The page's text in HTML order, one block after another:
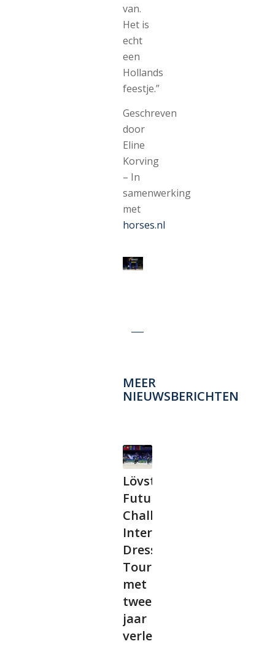
van.
Het is
echt
een
Hollands
feestje.”
Geschreven
door
Eline
Korving
– In
samenwerking
met
horses.nl
MEER
NIEUWSBERICHTEN
Lövsta
Future
Challenge
International
Dressage
Tour
met
twee
jaar
verlengd